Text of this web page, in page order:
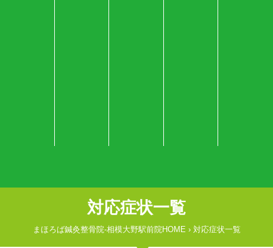
対応症状一覧
まほろば鍼灸整骨院-相模大野駅前院HOME ›対応症状一覧